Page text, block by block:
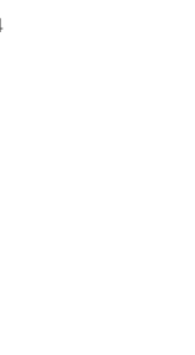
Alfort, Alfortville ;